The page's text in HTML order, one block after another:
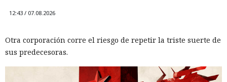
12:43 / 07.08.2026
Otra corporación corre el riesgo de repetir la triste suerte de
sus predecesoras.